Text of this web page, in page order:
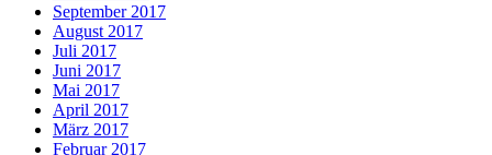
September 2017
August 2017
Juli 2017
Juni 2017
Mai 2017
April 2017
März 2017
Februar 2017